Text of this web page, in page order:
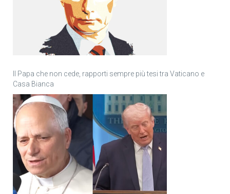
Il Papa che non cede, rapporti sempre più tesi tra Vaticano e
Casa Bianca